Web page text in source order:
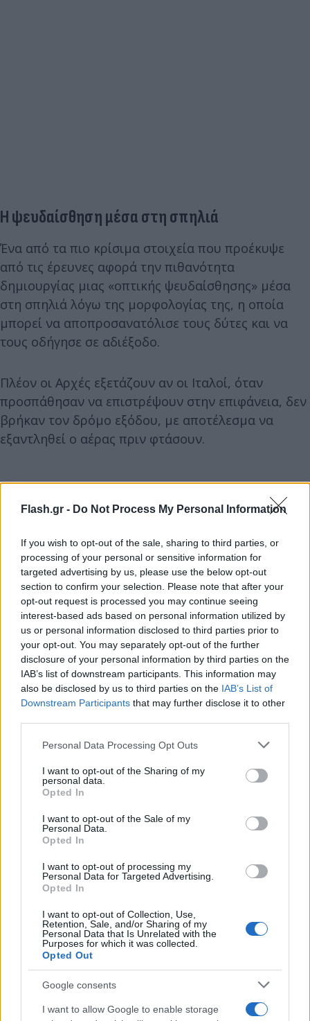
Flash.gr - Do Not Process My Personal Information
If you wish to opt-out of the sale, sharing to third parties, or
processing of your personal or sensitive information for
targeted advertising by us, please use the below opt-out
section to confirm your selection. Please note that after your
opt-out request is processed you may continue seeing
interest-based ads based on personal information utilized by
us or personal information disclosed to third parties prior to
your opt-out. You may separately opt-out of the further
disclosure of your personal information by third parties on the
IAB’s list of downstream participants. This information may
also be disclosed by us to third parties on the IAB’s List of
Downstream Participants that may further disclose it to other
Please note that this website/app uses one or more Google
not limited to your visit or usage behaviour. You may click to
grant or deny consent to Google and its third-party tags to
use your data for below specified purposes in below Google
consent section.
Personal Data Processing Opt Outs
I want to opt-out of the Sharing of my
personal data.
Opted In
I want to opt-out of the Sale of my
Personal Data.
Opted In
I want to opt-out of processing my
Personal Data for Targeted Advertising.
Opted In
I want to opt-out of Collection, Use,
Retention, Sale, and/or Sharing of my
Personal Data that Is Unrelated with the
Purposes for which it was collected.
Opted Out
Google consents
I want to allow Google to enable storage
Η ψευδαίσθηση μέσα στη σπηλιά
Ένα από τα πιο κρίσιμα στοιχεία που προέκυψε
από τις έρευνες αφορά την πιθανότητα
δημιουργίας μιας «οπτικής ψευδαίσθησης» μέσα
στη σπηλιά λόγω της μορφολογίας της, η οποία
μπορεί να αποπροσανατόλισε τους δύτες και να
τους οδήγησε σε αδιέξοδο.
Πλέον οι Aρχές εξετάζουν αν οι Ιταλοί, όταν
προσπάθησαν να επιστρέψουν στην επιφάνεια, δεν
βρήκαν τον δρόμο εξόδου, με αποτέλεσμα να
εξαντληθεί ο αέρας πριν φτάσουν.